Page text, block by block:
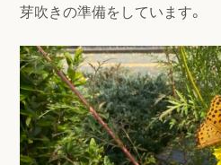
芽吹きの準備をしています。